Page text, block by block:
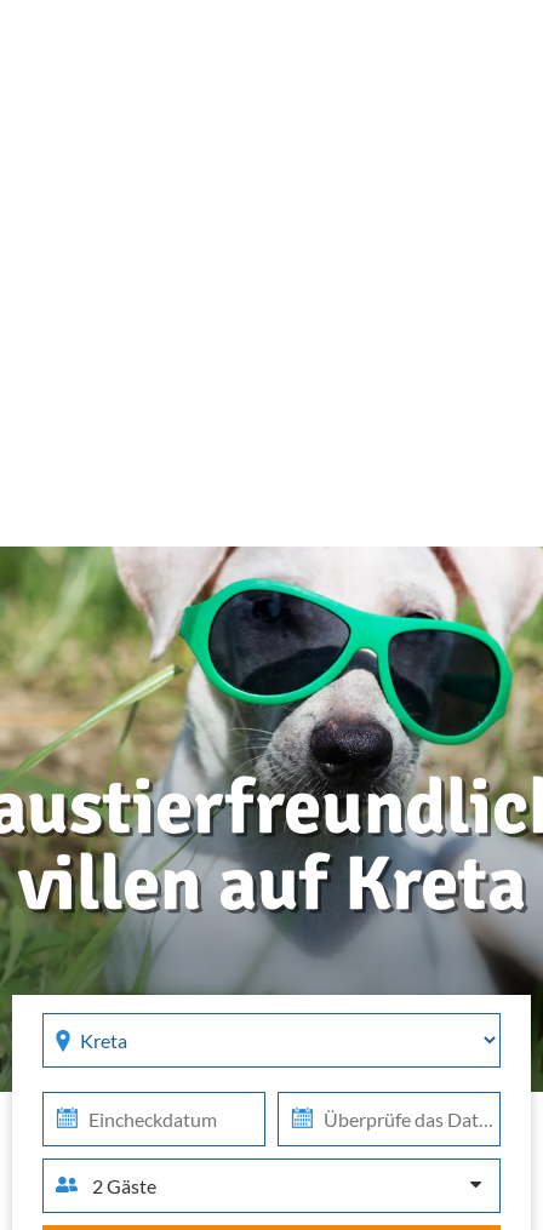
villen auf Kreta
Region
out
2 Gäste